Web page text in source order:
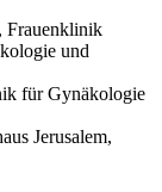
Frauenklinik
und
für Gynäkologie
Jerusalem,